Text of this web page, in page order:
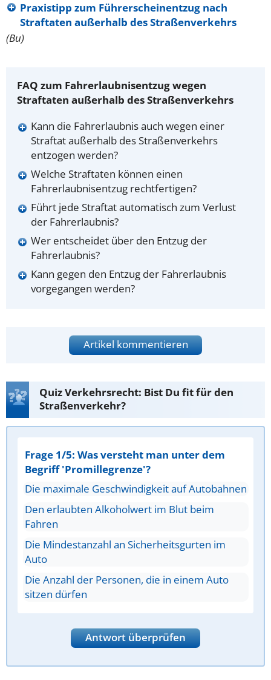
Praxistipp zum Führerscheinentzug nach
Straftaten außerhalb des Straßenverkehrs
(Bu)
FAQ zum Fahrerlaubnisentzug wegen
Straftaten außerhalb des Straßenverkehrs
Kann die Fahrerlaubnis auch wegen einer
Straftat außerhalb des Straßenverkehrs
entzogen werden?
Welche Straftaten können einen
Fahrerlaubnisentzug rechtfertigen?
Führt jede Straftat automatisch zum Verlust
der Fahrerlaubnis?
Wer entscheidet über den Entzug der
Fahrerlaubnis?
Kann gegen den Entzug der Fahrerlaubnis
vorgegangen werden?
Artikel kommentieren
Quiz Verkehrsrecht: Bist Du fit für den
Straßenverkehr?
Frage 1/5: Was versteht man unter dem
Begriff 'Promillegrenze'?
Die maximale Geschwindigkeit auf Autobahnen
Den erlaubten Alkoholwert im Blut beim
Fahren
Die Mindestanzahl an Sicherheitsgurten im
Auto
Die Anzahl der Personen, die in einem Auto
sitzen dürfen
Antwort überprüfen